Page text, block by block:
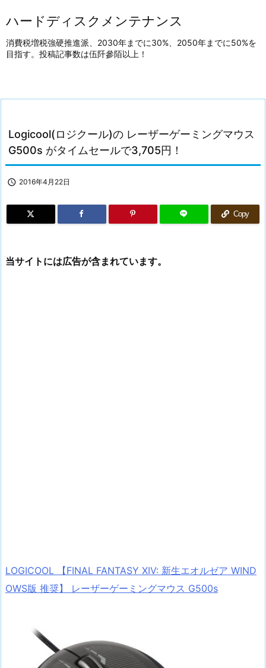
ハードディスクメンテナンス
消費税増税強硬推進派、2030年までに30%、2050年までに50%を
目指す。投稿記事数は伍阡參陌以上！
Logicool(ロジクール)の レーザーゲーミングマウス
G500s がタイムセールで3,705円！
 2016年4月22日
Copy
当サイトには広告が含まれています。
LOGICOOL 【FINAL FANTASY XIV: 新生エオルゼア WIND
OWS版 推奨】 レーザーゲーミングマウス G500s